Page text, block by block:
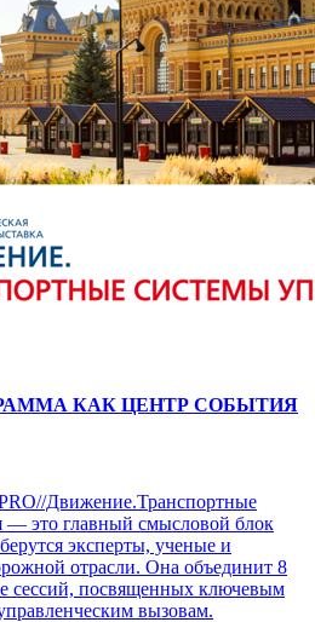
КАК ЦЕНТР СОБЫТИЯ
Движение.Транспортные
— это главный смысловой блок
эксперты, ученые и
отрасли. Она объединит 8
сессий, посвященных ключевым
вызовам.